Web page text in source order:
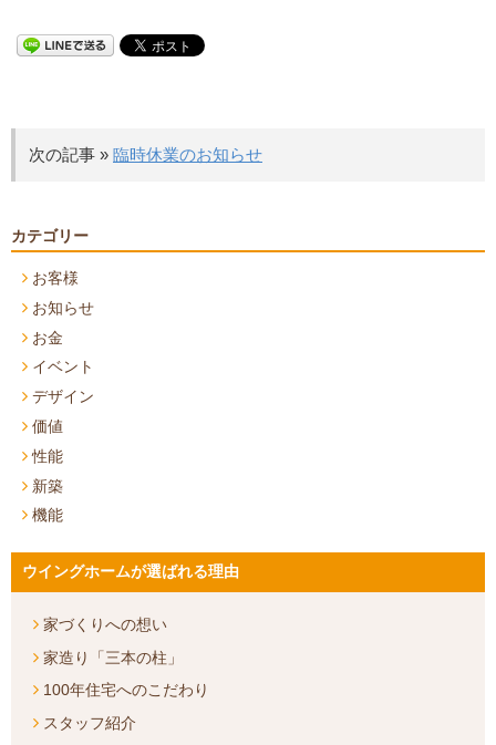
次の記事 » 臨時休業のお知らせ
カテゴリー
お客様
お知らせ
お金
イベント
デザイン
価値
性能
新築
機能
ウイングホームが選ばれる理由
家づくりへの想い
家造り「三本の柱」
100年住宅へのこだわり
スタッフ紹介